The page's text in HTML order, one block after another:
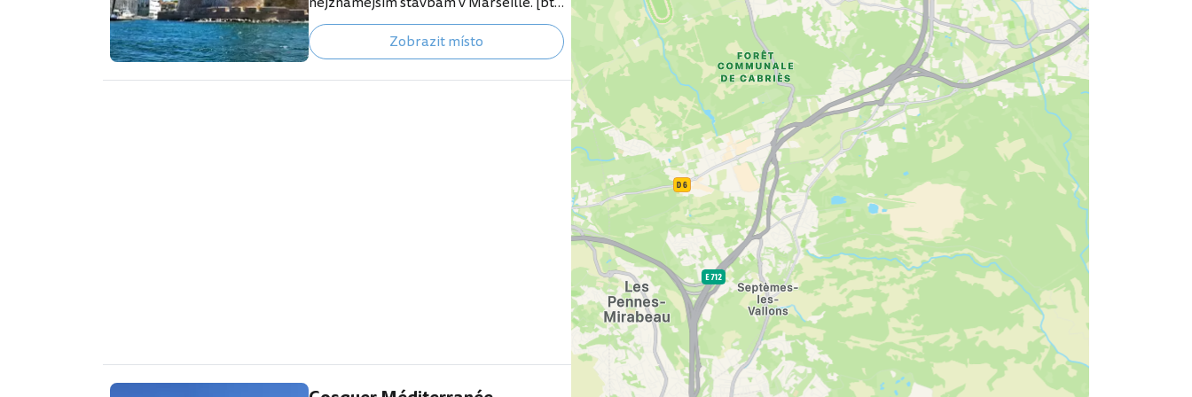
"Top 10 nejlepších hotelů v Marseille"
https://www.booking.com/city/fr/mars
eille.en-gb.html?aid=355333;label=p-
marseille-st-jean] Opevnění bylo
Zobrazit místo